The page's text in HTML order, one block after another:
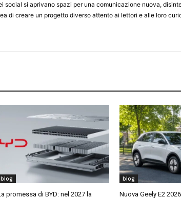
social si aprivano spazi per una comunicazione nuova,
di creare un progetto diverso attento ai lettori e alle loro
blog
promessa di BYD: nel 2027 la
blog
Nuova Geely E2